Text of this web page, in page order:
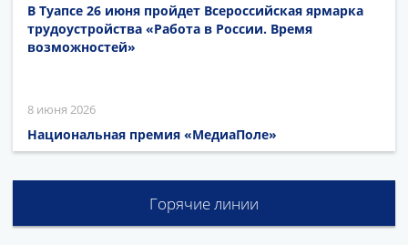
В Туапсе 26 июня пройдет Всероссийская ярмарка
трудоустройства «Работа в России. Время
возможностей»
8 июня 2026
Национальная премия «МедиаПоле»
Горячие линии